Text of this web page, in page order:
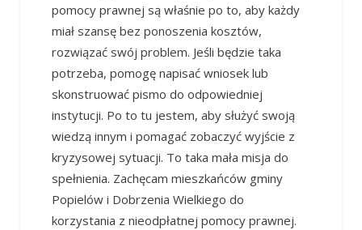
pomocy prawnej są właśnie po to, aby każdy
miał szansę bez ponoszenia kosztów,
rozwiązać swój problem. Jeśli będzie taka
potrzeba, pomogę napisać wniosek lub
skonstruować pismo do odpowiedniej
instytucji. Po to tu jestem, aby służyć swoją
wiedzą innym i pomagać zobaczyć wyjście z
kryzysowej sytuacji. To taka mała misja do
spełnienia. Zachęcam mieszkańców gminy
Popielów i Dobrzenia Wielkiego do
korzystania z nieodpłatnej pomocy prawnej.